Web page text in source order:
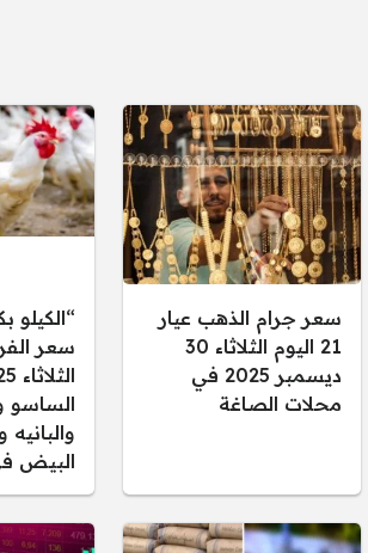
سعر جرام الذهب عيار
21 اليوم الثلاثاء 30
ديسمبر 2025 في
محلات الصاغة
“الكيلو
سعر
الساسو
البيض